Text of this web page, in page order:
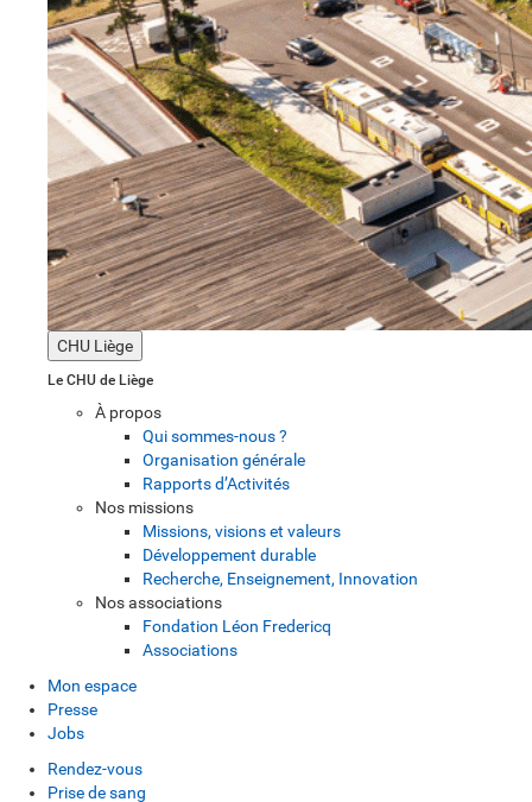
CHU Liège
Le CHU de Liège
À propos
Qui sommes-nous ?
Organisation générale
Rapports d’Activités
Nos missions
Missions, visions et valeurs
Développement durable
Recherche, Enseignement, Innovation
Nos associations
Fondation Léon Fredericq
Associations
Mon espace
Presse
Jobs
Rendez-vous
Prise de sang